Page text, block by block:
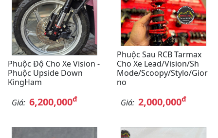
Phuộc Độ Cho Xe Vision -
Phuộc Upside Down
KingHam
Giá: 6,200,000đ
Phuộc Sau RCB Tarmax
Cho Xe Lead/Vision/Sh
Mode/Scoopy/Stylo/Gior
No
Giá: 2,000,000đ